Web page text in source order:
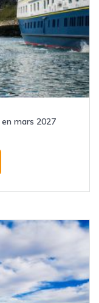
mars 2027